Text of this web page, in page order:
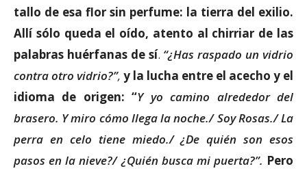
tallo de esa flor sin perfume: la tierra del exilio.
Allí sólo queda el oído, atento al chirriar de las
palabras huérfanas de sí. “¿Has raspado un vidrio
contra otro vidrio?”, y la lucha entre el acecho y el
idioma de origen: “Y yo camino alrededor del
brasero. Y miro cómo llega la noche./ Soy Rosas./ La
perra en celo tiene miedo./ ¿De quién son esos
pasos en la nieve?/ ¿Quién busca mi puerta?”. Pero